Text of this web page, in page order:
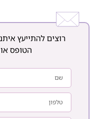
רוצים להתייעץ
הטופס